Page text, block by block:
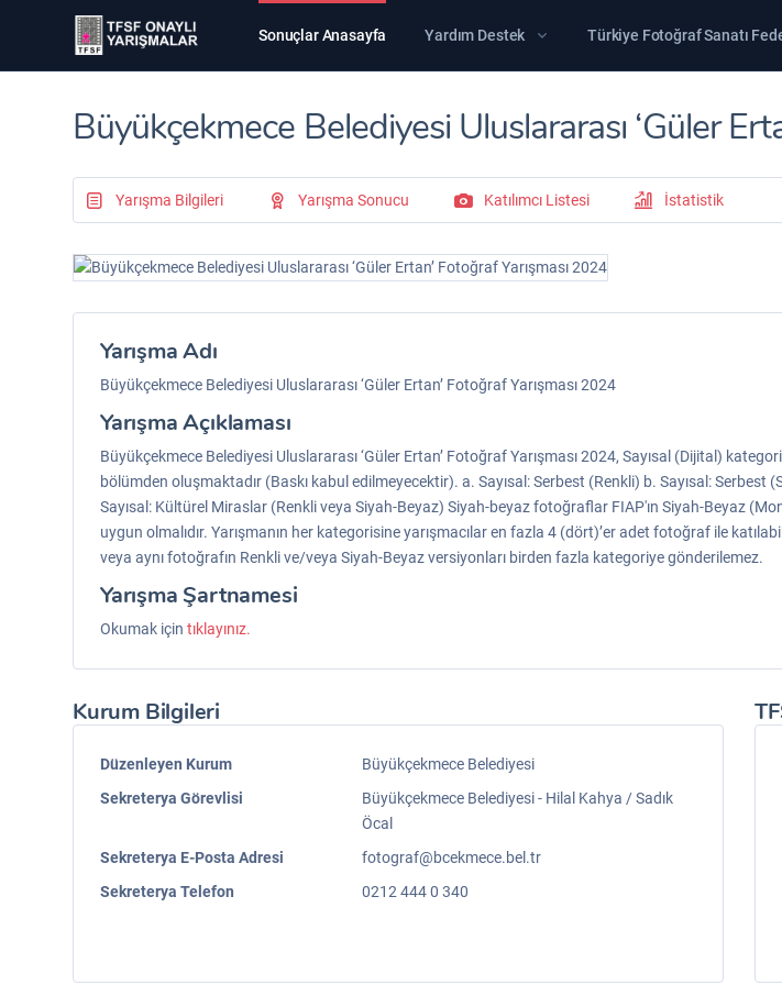
Sonuçlar Anasayfa Yardım Destek Türkiye Fotoğraf Sanatı
Büyükçekmece Belediyesi Uluslararası ‘Güler
Yarışma Bilgileri Yarışma Sonucu Katılımcı Listesi İstatistik
Yarışma Adı
Büyükçekmece Belediyesi Uluslararası ‘Güler Ertan’ Fotoğraf Yarışması 2024
Yarışma Açıklaması
Büyükçekmece Belediyesi Uluslararası ‘Güler Ertan’ Fotoğraf Yarışması 2024, Sayısal (Dijital)
bölümden oluşmaktadır (Baskı kabul edilmeyecektir). a. Sayısal: Serbest (Renkli) b. Sayısal: Serbest
Sayısal: Kültürel Miraslar (Renkli veya Siyah-Beyaz) Siyah-beyaz fotoğraflar FIAP'ın Siyah-Beyaz
uygun olmalıdır. Yarışmanın her kategorisine yarışmacılar en fazla 4 (dört)’er adet fotoğraf ile
veya aynı fotoğrafın Renkli ve/veya Siyah-Beyaz versiyonları birden fazla kategoriye gönderilemez.
Yarışma Şartnamesi
Okumak için tıklayınız.
Kurum Bilgileri
Düzenleyen Kurum
Büyükçekmece Belediyesi
Sekreterya Görevlisi
Büyükçekmece Belediyesi - Hilal Kahya / Sadık
Öcal
Sekreterya E-Posta Adresi
fotograf@bcekmece.bel.tr
Sekreterya Telefon
0212 444 0 340